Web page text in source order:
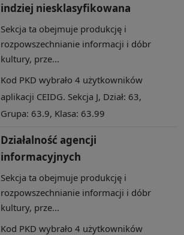
indziej niesklasyfikowana
Sekcja ta obejmuje produkcję i
rozpowszechnianie informacji i dóbr
kultury, prze...
Kod PKD wybrało 4 użytkowników
aplikacji CEIDG. Sekcja J, Dział: 63,
Grupa: 63.9, Klasa: 63.99
Działalność agencji
informacyjnych
Sekcja ta obejmuje produkcję i
rozpowszechnianie informacji i dóbr
kultury, prze...
Kod PKD wybrało 4 użytkowników